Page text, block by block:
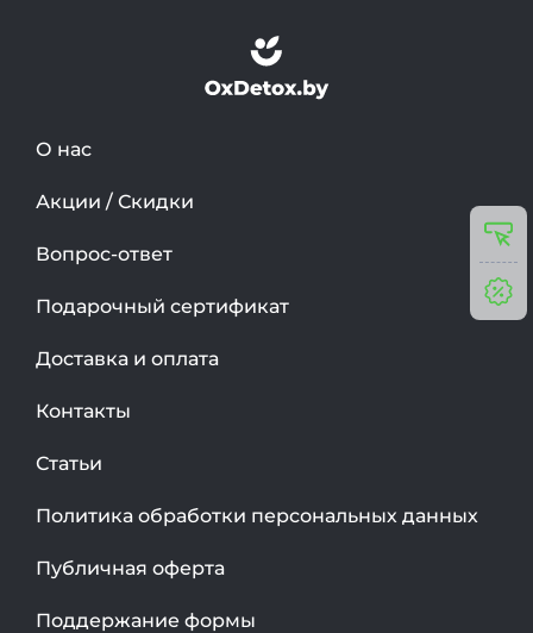
О нас
Акции / Скидки
Вопрос-ответ
Подарочный сертификат
Доставка и оплата
Контакты
Статьи
Политика обработки персональных данных
Публичная оферта
Поддержание формы